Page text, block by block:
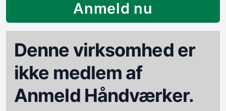
Anmeld nu
Denne virksomhed er
ikke medlem af
Anmeld Håndværker.